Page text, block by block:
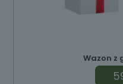
Wazon z